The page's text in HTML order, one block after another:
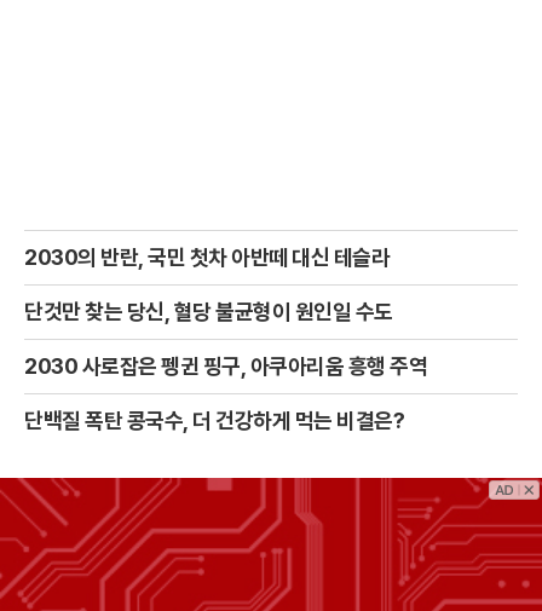
2030의 반란, 국민 첫차 아반떼 대신 테슬라
단것만 찾는 당신, 혈당 불균형이 원인일 수도
2030 사로잡은 펭귄 핑구, 아쿠아리움 흥행 주역
단백질 폭탄 콩국수, 더 건강하게 먹는 비결은?